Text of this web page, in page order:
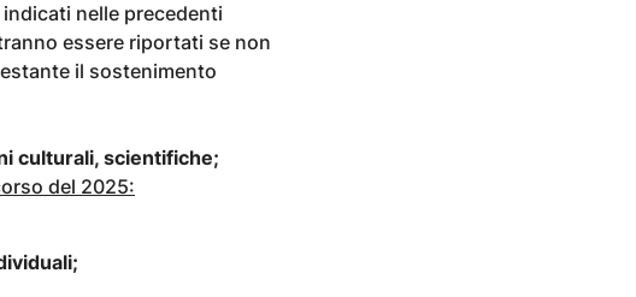
nelle precedenti
essere riportati se non
il sostenimento
culturali, scientifiche;
del 2025: